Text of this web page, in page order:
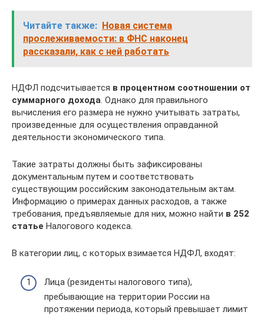
Читайте также: Новая система
прослеживаемости: в ФНС наконец
рассказали, как с ней работать
НДФЛ подсчитывается в процентном соотношении от
суммарного дохода. Однако для правильного
вычисления его размера не нужно учитывать затраты,
произведенные для осуществления оправданной
деятельности экономического типа.
Такие затраты должны быть зафиксированы
документальным путем и соответствовать
существующим российским законодательным актам.
Информацию о примерах данных расходов, а также
требования, предъявляемые для них, можно найти в 252
статье Налогового кодекса.
В категории лиц, с которых взимается НДФЛ, входят:
Лица (резиденты налогового типа),
пребывающие на территории России на
протяжении периода, который превышает лимит